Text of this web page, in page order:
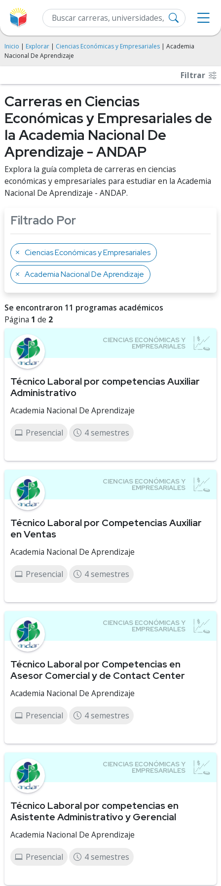
Inicio | Explorar | Ciencias Económicas y Empresariales | Academia
Nacional De Aprendizaje
Filtrar
Carreras en Ciencias
Económicas y Empresariales de
la Academia Nacional De
Aprendizaje - ANDAP
Explora la guía completa de carreras en ciencias
económicas y empresariales para estudiar en la Academia
Nacional De Aprendizaje - ANDAP.
Filtrado Por
Ciencias Económicas y Empresariales
Academia Nacional De Aprendizaje
Se encontraron 11 programas académicos
Página 1 de 2
Técnico Laboral por competencias Auxiliar
Administrativo
Academia Nacional De Aprendizaje
Presencial 4 semestres
Técnico Laboral por Competencias Auxiliar
en Ventas
Academia Nacional De Aprendizaje
Presencial 4 semestres
Técnico Laboral por Competencias en
Asesor Comercial y de Contact Center
Academia Nacional De Aprendizaje
Presencial 4 semestres
Técnico Laboral por competencias en
Asistente Administrativo y Gerencial
Academia Nacional De Aprendizaje
Presencial 4 semestres